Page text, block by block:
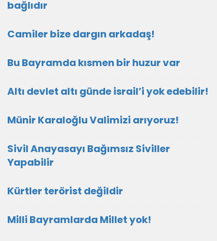
bağlıdır
Camiler bize dargın arkadaş!
Bu Bayramda kısmen bir huzur var
Altı devlet altı günde israil’i yok edebilir!
Münir Karaloğlu Valimizi arıyoruz!
Sivil Anayasayı Bağımsız Siviller
Yapabilir
Kürtler terörist değildir
Milli Bayramlarda Millet yok!